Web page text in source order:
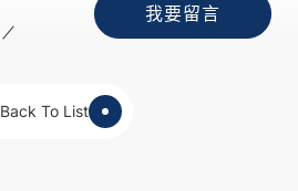
我要留言
Back To List